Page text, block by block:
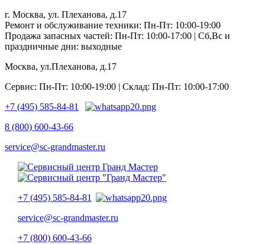
г. Москва, ул. Плеханова, д.17
Ремонт и обслуживание техники: Пн-Пт: 10:00-19:00
Продажа запасных частей: Пн-Пт: 10:00-17:00 | Сб,Вс и
праздничные дни: выходные
Москва, ул.Плеханова, д.17
Сервис: Пн-Пт: 10:00-19:00 | Склад: Пн-Пт: 10:00-17:00
+7 (495) 585-84-81
8 (800) 600-43-66
service@sc-grandmaster.ru
+7 (495) 585-84-81
service@sc-grandmaster.ru
+7 (800) 600-43-66